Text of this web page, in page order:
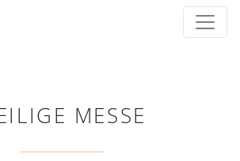
MESSE